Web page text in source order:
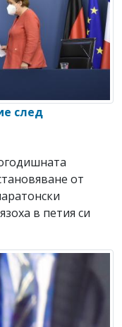
след
от
в петия си